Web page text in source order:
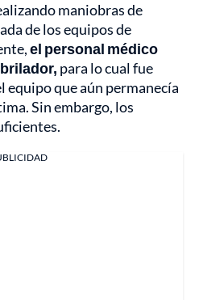
maniobras de
de los equipos de
el personal médico
para lo cual fue
equipo que aún permanecía
Sin embargo, los